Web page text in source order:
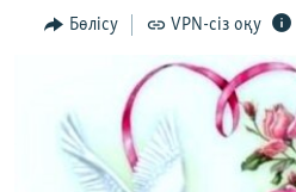
Navigation
АДАМ ҚҰҚЫҚТАРЫ
АРНАЙЫ ЖОБАЛАР
Бөлісу VPN-сіз оқу